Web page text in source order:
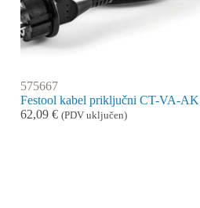
575667
Festool kabel priključni CT-VA-AK
62,09€ (PDV uključen)